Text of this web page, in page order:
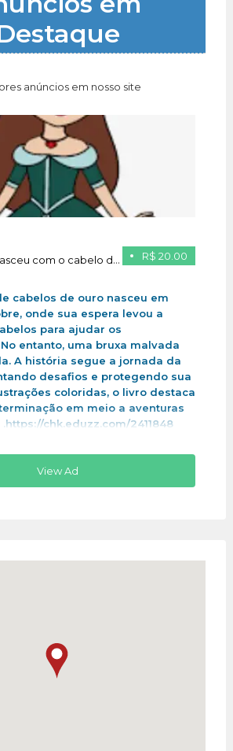
anúncios em nosso site
R$ 20.00
A menina que nasceu com o cabelo de ouro
cabelos de ouro nasceu em
onde sua espera levou a
para ajudar os
entanto, uma bruxa malvada
A história segue a jornada da
desafios e protegendo sua
coloridas, o livro destaca
em meio a aventuras
chk.eduzz.com/2411848
View Ad